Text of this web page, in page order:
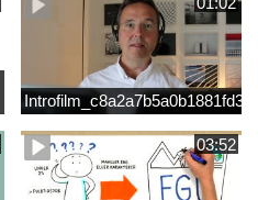
03:52